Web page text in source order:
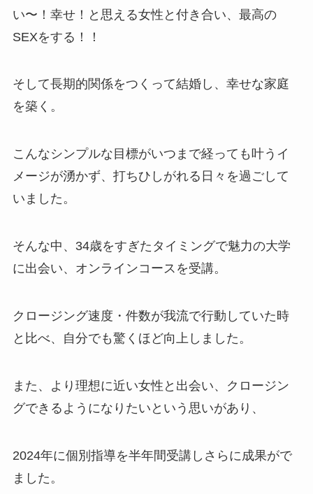
い〜！幸せ！と思える女性と付き合い、最高の
SEXをする！！
そして長期的関係をつくって結婚し、幸せな家庭
を築く。
こんなシンプルな目標がいつまで経っても叶うイ
メージが湧かず、打ちひしがれる日々を過ごして
いました。
そんな中、34歳をすぎたタイミングで魅力の大学
に出会い、オンラインコースを受講。
クロージング速度・件数が我流で行動していた時
と比べ、自分でも驚くほど向上しました。
また、より理想に近い女性と出会い、クロージン
グできるようになりたいという思いがあり、
2024年に個別指導を半年間受講しさらに成果がで
ました。